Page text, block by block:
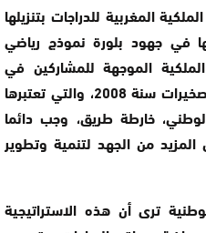
المغربية للدراجات بتنزيلها
في جهود بلورة نموذج رياضي
الموجهة للمشاركين في
المناظرة الوطنية حول الرياضة بالصخيرات سنة 2008، والتي تعتبرها
خارطة طريق، وجب دائما
من الجهد لتنمية وتطوير
ترى أن هذه الاستراتيجية